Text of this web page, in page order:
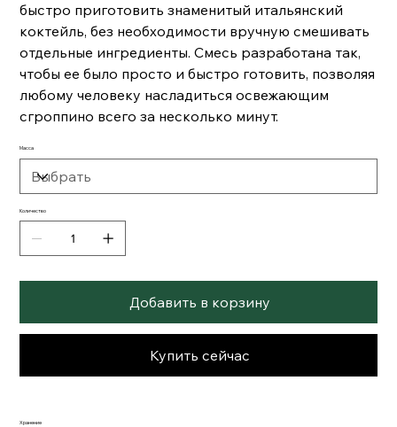
быстро приготовить знаменитый итальянский
коктейль, без необходимости вручную смешивать
отдельные ингредиенты. Смесь разработана так,
чтобы ее было просто и быстро готовить, позволяя
любому человеку насладиться освежающим
сгроппино всего за несколько минут.
Масса
Количество
Добавить в корзину
Купить сейчас
Xранение